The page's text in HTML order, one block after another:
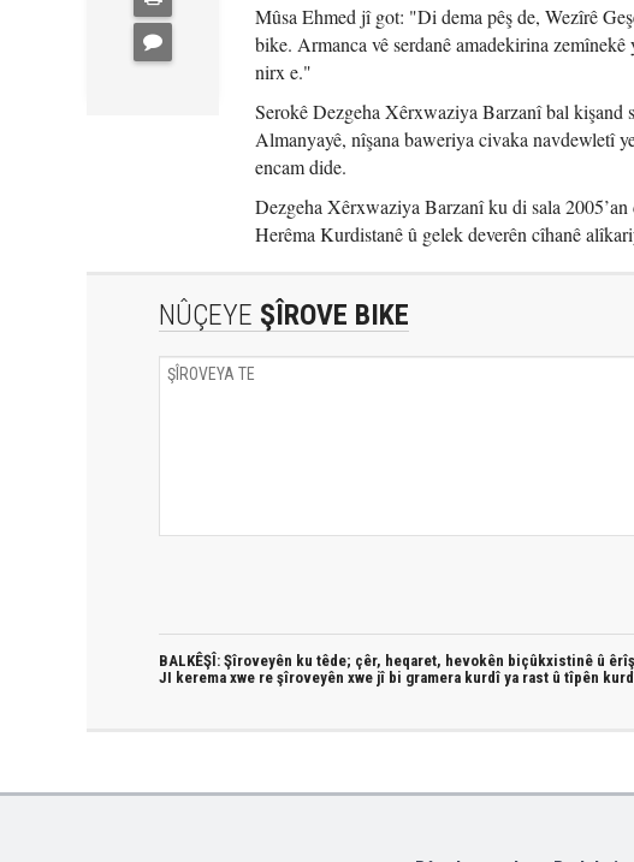
Mûsa Ehmed jî got: "Di dema pêş de, Wezîrê
bike. Armanca vê serdanê amadekirina
nirx e."
Serokê Dezgeha Xêrxwaziya Barzanî bal kişand
Almanyayê, nîşana baweriya civaka navdewletî
encam dide.
Dezgeha Xêrxwaziya Barzanî ku di sala
Herêma Kurdistanê û gelek deverên cîhanê
NÛÇEYE ŞÎROVE BIKE
BALKÊŞÎ: Şîroveyên ku têde; çêr, heqaret, hevokên biçûkxistinê û
JI kerema xwe re şîroveyên xwe jî bi gramera kurdî ya rast û tîpên